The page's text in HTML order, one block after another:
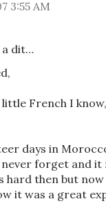
3:55 AM
a dit…
French I
days in
forget and it
hard then but
it was a great